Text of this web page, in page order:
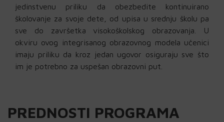
jedinstvenu priliku da obezbedite kontinuirano
školovanje za svoje dete, od upisa u srednju školu pa
sve do završetka visokoškolskog obrazovanja. U
okviru ovog integrisanog obrazovnog modela učenici
imaju priliku da kroz jedan ugovor osiguraju sve što
im je potrebno za uspešan obrazovni put.
PREDNOSTI PROGRAMA